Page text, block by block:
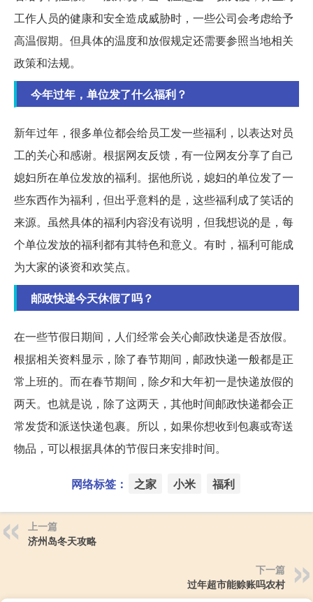
工作人员的健康和安全造成威胁时，一些公司会考虑给予
高温假期。但具体的温度和放假规定还需要参照当地相关
政策和法规。
今年过年，单位发了什么福利？
新年过年，很多单位都会给员工发一些福利，以表达对员
工的关心和感谢。根据网友反馈，有一位网友分享了自己
媳妇所在单位发放的福利。据他所说，媳妇的单位发了一
些东西作为福利，但出乎意料的是，这些福利成了笑话的
来源。虽然具体的福利内容没有说明，但我想说的是，每
个单位发放的福利都有其特色和意义。有时，福利可能成
为大家的谈资和欢笑点。
邮政快递今天休假了吗？
在一些节假日期间，人们经常会关心邮政快递是否放假。
根据相关资料显示，除了春节期间，邮政快递一般都是正
常上班的。而在春节期间，除夕和大年初一是快递放假的
两天。也就是说，除了这两天，其他时间邮政快递都会正
常发货和派送快递包裹。所以，如果你想收到包裹或寄送
物品，可以根据具体的节假日来安排时间。
网络标签： 之家 小米 福利
上一篇
济州岛冬天攻略
下一篇
过年超市能赊账吗农村